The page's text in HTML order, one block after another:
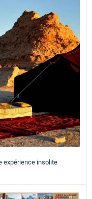
expérience insolite